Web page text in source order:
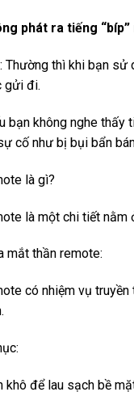
phát ra tiếng
Thường thì khi bạn
gửi đi.
bạn không nghe
cố như bị bụi bẩn
là gì?
là một chi tiết nằm
mắt thần remote:
có nhiệm vụ
khô để lau sạch bề